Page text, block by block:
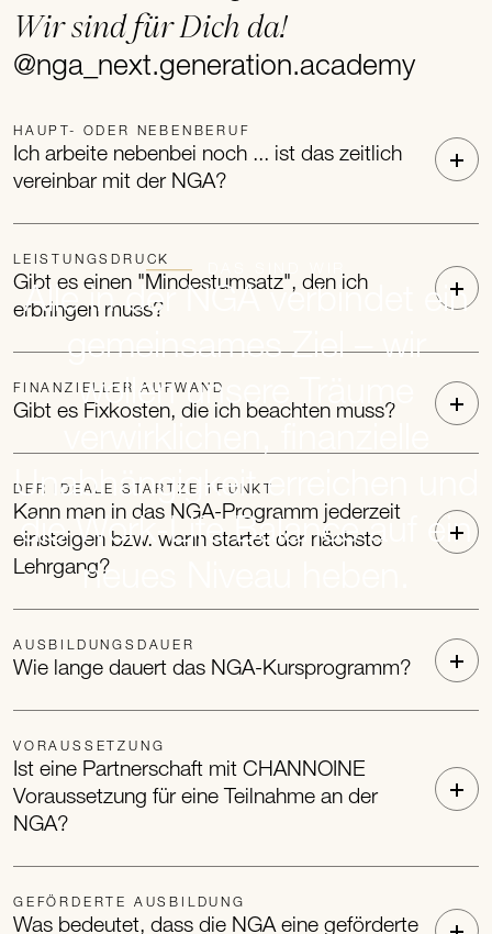
Alle in der NGA verbindet ein
gemeinsames Ziel – wir
wollen unsere Träume
Unabhängigkeit erreichen und
die Work-Life Balance auf ein
neues Niveau heben.
Wir sind für Dich da!
@nga_next.generation.academy
HAUPT- ODER NEBENBERUF
Ich arbeite nebenbei noch ... ist das zeitlich
vereinbar mit der NGA?
LEISTUNGSDRUCK
Gibt es einen "Mindestumsatz", den ich
erbringen muss?
FINANZIELLER AUFWAND
Gibt es Fixkosten, die ich beachten muss?
DER IDEALE STARTZEITPUNKT
Kann man in das NGA-Programm jederzeit
einsteigen bzw. wann startet der nächste
Lehrgang?
AUSBILDUNGSDAUER
Wie lange dauert das NGA-Kursprogramm?
VORAUSSETZUNG
Ist eine Partnerschaft mit CHANNOINE
Voraussetzung für eine Teilnahme an der
NGA?
GEFÖRDERTE AUSBILDUNG
Was bedeutet, dass die NGA eine geförderte